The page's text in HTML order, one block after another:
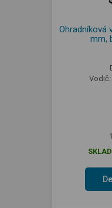
Ohradníková
mm,
Vodič: